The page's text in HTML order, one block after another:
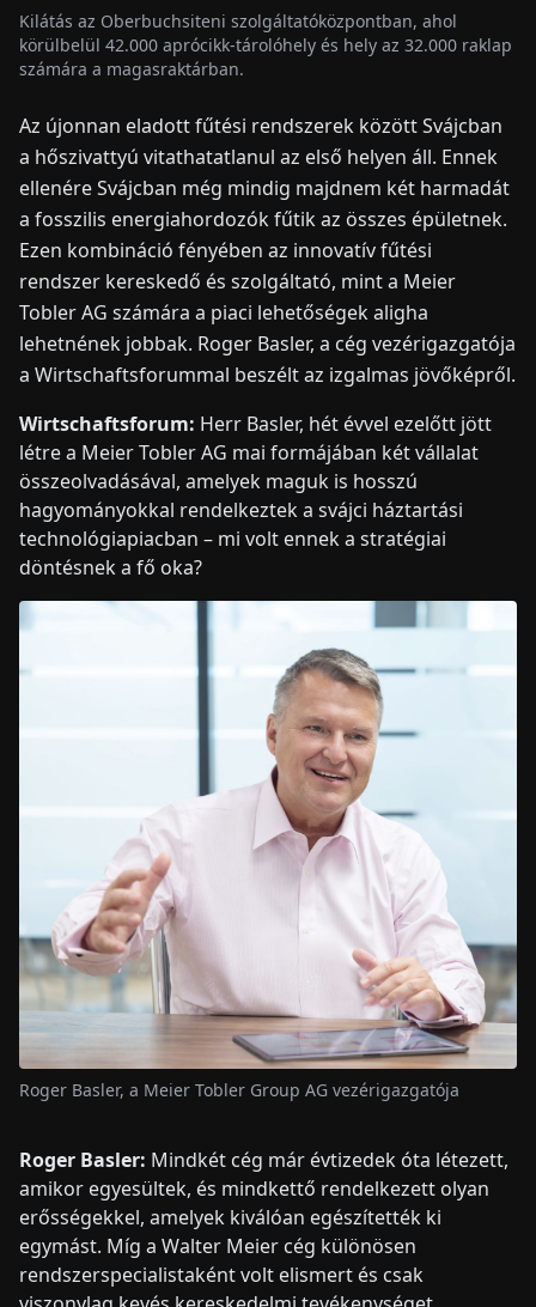
KAPCSOLAT
Kilátás az Oberbuchsiteni szolgáltatóközpontban, ahol
körülbelül 42.000 aprócikk-tárolóhely és hely az 32.000 raklap
számára a magasraktárban.
Az újonnan eladott fűtési rendszerek között Svájcban
a hőszivattyú vitathatatlanul az első helyen áll. Ennek
ellenére Svájcban még mindig majdnem két harmadát
a fosszilis energiahordozók fűtik az összes épületnek.
Ezen kombináció fényében az innovatív fűtési
rendszer kereskedő és szolgáltató, mint a Meier
Tobler AG számára a piaci lehetőségek aligha
lehetnének jobbak. Roger Basler, a cég vezérigazgatója
a Wirtschaftsforummal beszélt az izgalmas jövőképről.
Wirtschaftsforum: Herr Basler, hét évvel ezelőtt jött
létre a Meier Tobler AG mai formájában két vállalat
összeolvadásával, amelyek maguk is hosszú
hagyományokkal rendelkeztek a svájci háztartási
technológiapiacban – mi volt ennek a stratégiai
döntésnek a fő oka?
Roger Basler: Mindkét cég már évtizedek óta létezett,
amikor egyesültek, és mindkettő rendelkezett olyan
erősségekkel, amelyek kiválóan egészítették ki
egymást. Míg a Walter Meier cég különösen
rendszerspecialistaként volt elismert és csak
Roger Basler, a Meier Tobler Group AG vezérigazgatója